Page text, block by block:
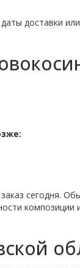
доставки
сегодня.
композиции